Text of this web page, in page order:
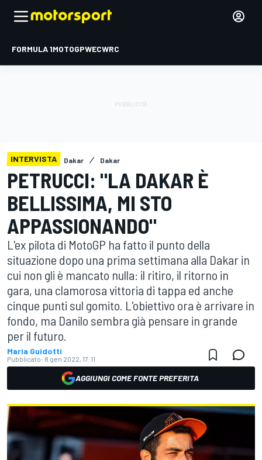
FORMULA 1MOTOGPWECWRC
INTERVISTA Dakar Dakar
PETRUCCI: "LA DAKAR È
BELLISSIMA, MI STO
APPASSIONANDO"
L'ex pilota di MotoGP ha fatto il punto della
situazione dopo una prima settimana alla Dakar in
cui non gli è mancato nulla: il ritiro, il ritorno in
gara, una clamorosa vittoria di tappa ed anche
cinque punti sul gomito. L'obiettivo ora è arrivare in
fondo, ma Danilo sembra già pensare in grande
per il futuro.
Maria Guidotti
Pubblicato: 8 gen 2022, 17:11
AGGIUNGI COME FONTE PREFERITA